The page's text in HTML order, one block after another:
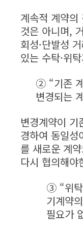
계속적 계약의
것은 아니며,
회성·단발성
있는 수탁·위
② “기존
변경되는
변경계약이 기
경하여 동일성
를 새로운 계
다시 협의해야
③ “위탁
기계약
필요가